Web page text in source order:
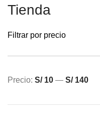
Tienda
Filtrar por precio
Precio: S/ 10 — S/ 140